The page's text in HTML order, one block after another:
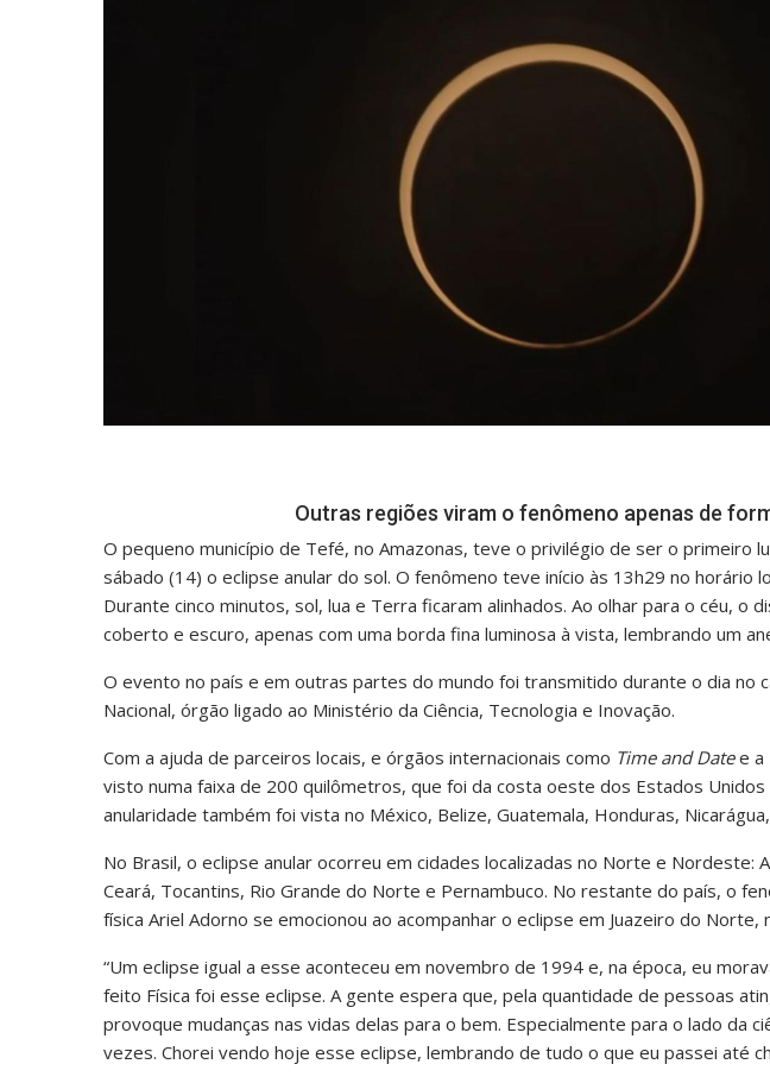
Outras regiões viram o fenômeno apenas de
O pequeno município de Tefé, no Amazonas, teve o privilégio de ser o primeiro
sábado (14) o eclipse anular do sol. O fenômeno teve início às 13h29 no horário
Durante cinco minutos, sol, lua e Terra ficaram alinhados. Ao olhar para o céu, o
coberto e escuro, apenas com uma borda fina luminosa à vista, lembrando um
O evento no país e em outras partes do mundo foi transmitido durante o dia no
Nacional, órgão ligado ao Ministério da Ciência, Tecnologia e Inovação.
Com a ajuda de parceiros locais, e órgãos internacionais como Time and Datee a
visto numa faixa de 200 quilômetros, que foi da costa oeste dos Estados
anularidade também foi vista no México, Belize, Guatemala, Honduras,
No Brasil, o eclipse anular ocorreu em cidades localizadas no Norte e Nordeste:
Ceará, Tocantins, Rio Grande do Norte e Pernambuco. No restante do país, o
física Ariel Adorno se emocionou ao acompanhar o eclipse em Juazeiro do Norte,
“Um eclipse igual a esse aconteceu em novembro de 1994 e, na época, eu
feito Física foi esse eclipse. A gente espera que, pela quantidade de pessoas
provoque mudanças nas vidas delas para o bem. Especialmente para o lado da
vezes. Chorei vendo hoje esse eclipse, lembrando de tudo o que eu passei até